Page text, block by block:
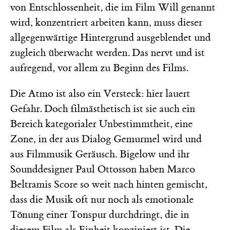
von Entschlossenheit, die im Film Will genannt
wird, konzentriert arbeiten kann, muss dieser
allgegenwärtige Hintergrund ausgeblendet und
zugleich überwacht werden. Das nervt und ist
aufregend, vor allem zu Beginn des Films.
Die Atmo ist also ein Versteck: hier lauert
Gefahr. Doch filmästhetisch ist sie auch ein
Bereich kategorialer Unbestimmtheit, eine
Zone, in der aus Dialog Gemurmel wird und
aus Filmmusik Geräusch. Bigelow und ihr
Sounddesigner Paul Ottosson haben Marco
Beltramis Score so weit nach hinten gemischt,
dass die Musik oft nur noch als emotionale
Tönung einer Tonspur durchdringt, die in